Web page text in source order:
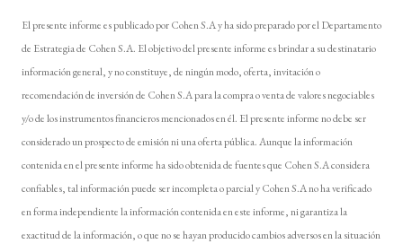
El presente informe es publicado por Cohen S.A y ha sido preparado por el Departamento
de Estrategia de Cohen S.A. El objetivo del presente informe es brindar a su destinatario
información general, y no constituye, de ningún modo, oferta, invitación o
recomendación de inversión de Cohen S.A para la compra o venta de valores negociables
y/o de los instrumentos financieros mencionados en él. El presente informe no debe ser
considerado un prospecto de emisión ni una oferta pública. Aunque la información
contenida en el presente informe ha sido obtenida de fuentes que Cohen S.A considera
confiables, tal información puede ser incompleta o parcial y Cohen S.A no ha verificado
en forma independiente la información contenida en este informe, ni garantiza la
exactitud de la información, o que no se hayan producido cambios adversos en la situación